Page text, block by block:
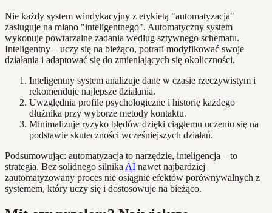
Nie każdy system windykacyjny z etykietą "automatyzacja"
zasługuje na miano "inteligentnego". Automatyczny system
wykonuje powtarzalne zadania według sztywnego schematu.
Inteligentny – uczy się na bieżąco, potrafi modyfikować swoje
działania i adaptować się do zmieniających się okoliczności.
Inteligentny system analizuje dane w czasie rzeczywistym i
rekomenduje najlepsze działania.
Uwzględnia profile psychologiczne i historię każdego
dłużnika przy wyborze metody kontaktu.
Minimalizuje ryzyko błędów dzięki ciągłemu uczeniu się na
podstawie skuteczności wcześniejszych działań.
Podsumowując: automatyzacja to narzędzie, inteligencja – to
strategia. Bez solidnego silnika AI nawet najbardziej
zautomatyzowany proces nie osiągnie efektów porównywalnych z
systemem, który uczy się i dostosowuje na bieżąco.